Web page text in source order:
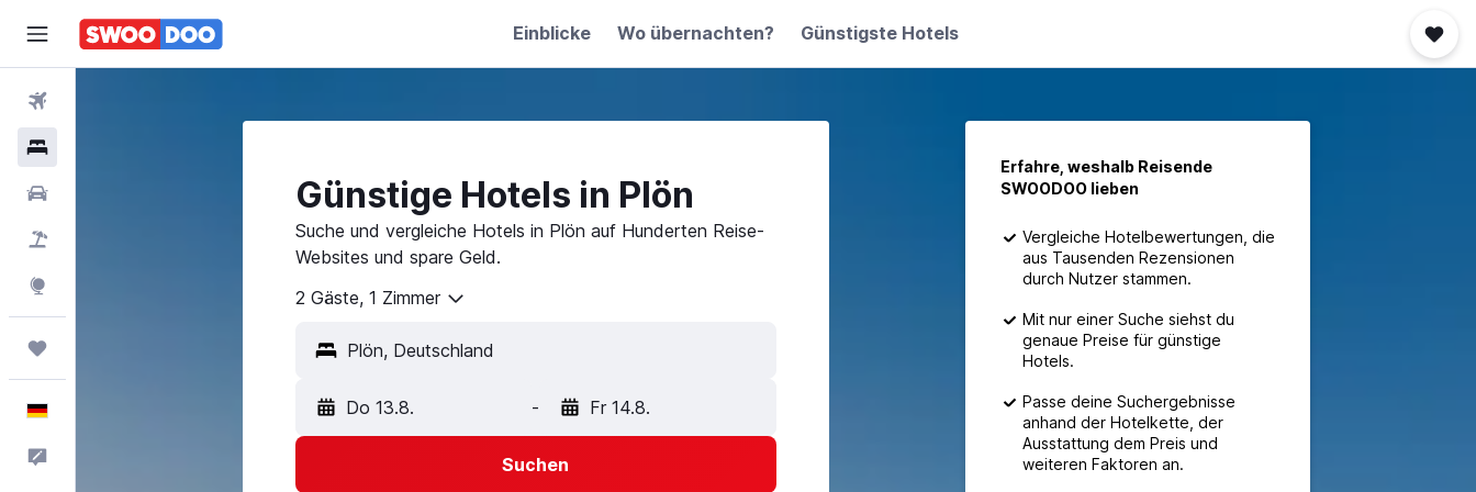
Einblicke Wo übernachten? Günstigste Hotels
Günstige Hotels in Plön
Suche und vergleiche Hotels in Plön auf Hunderten Reise-
Websites und spare Geld.
2 Gäste, 1 Zimmer
Do 13.8. - Fr 14.8.
Suchen
Erfahre, weshalb Reisende
SWOODOO lieben
Vergleiche Hotelbewertungen, die
aus Tausenden Rezensionen
durch Nutzer stammen.
Mit nur einer Suche siehst du
genaue Preise für günstige
Hotels.
Passe deine Suchergebnisse
anhand der Hotelkette, der
Ausstattung dem Preis und
weiteren Faktoren an.